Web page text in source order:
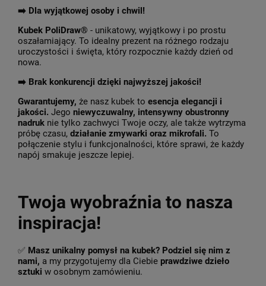
➡️ Dla wyjątkowej osoby i chwil!
Kubek PoliDraw® - unikatowy, wyjątkowy i po prostu
oszałamiający. To idealny prezent na różnego rodzaju
uroczystości i święta, który rozpocznie każdy dzień od
nowa.
➡️ Brak konkurencji dzięki najwyższej jakości!
Gwarantujemy, że nasz kubek to esencja elegancji i
jakości. Jego niewyczuwalny, intensywny obustronny
nadruk nie tylko zachwyci Twoje oczy, ale także wytrzyma
próbę czasu, działanie zmywarki oraz mikrofali. To
połączenie stylu i funkcjonalności, które sprawi, że każdy
napój smakuje jeszcze lepiej.
Twoja wyobraźnia to nasza
inspiracja!
✅ Masz unikalny pomysł na kubek? Podziel się nim z
nami, a my przygotujemy dla Ciebie prawdziwe dzieło
sztuki w osobnym zamówieniu.